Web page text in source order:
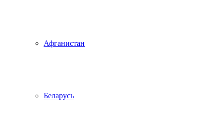
Афганистан
Беларусь